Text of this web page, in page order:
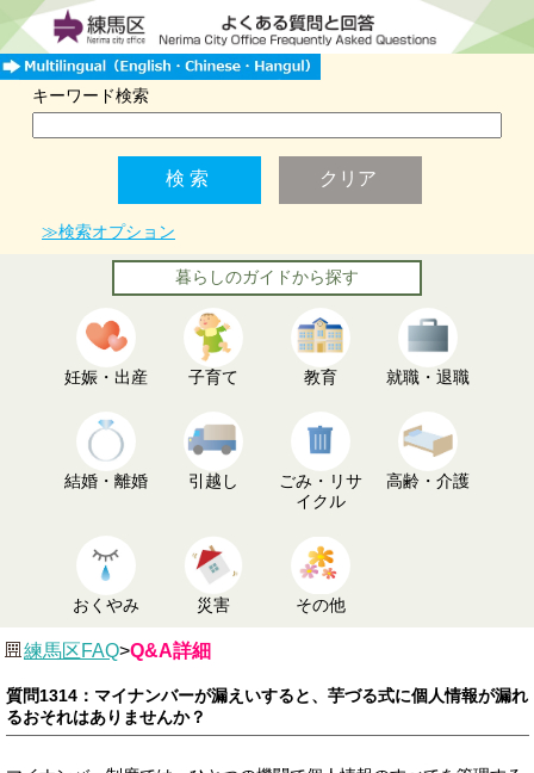
キーワード検索
≫検索オプション
暮らしのガイドから探す
妊娠・出産 子育て 教育 就職・退職
結婚・離婚 引越し
ごみ・リサ
イクル
高齢・介護
おくやみ 災害 その他
練馬区FAQ>Q&A詳細
質問1314：マイナンバーが漏えいすると、芋づる式に個人情報が漏れ
るおそれはありませんか？